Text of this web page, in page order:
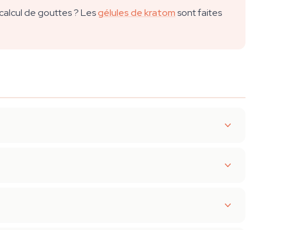
de gouttes ? Lesgélules de kratomsont faites